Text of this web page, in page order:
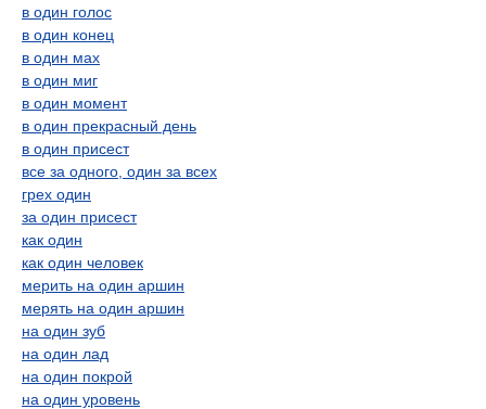
в один голос
в один конец
в один мах
в один миг
в один момент
в один прекрасный день
в один присест
все за одного, один за всех
грех один
за один присест
как один
как один человек
мерить на один аршин
мерять на один аршин
на один зуб
на один лад
на один покрой
на один уровень